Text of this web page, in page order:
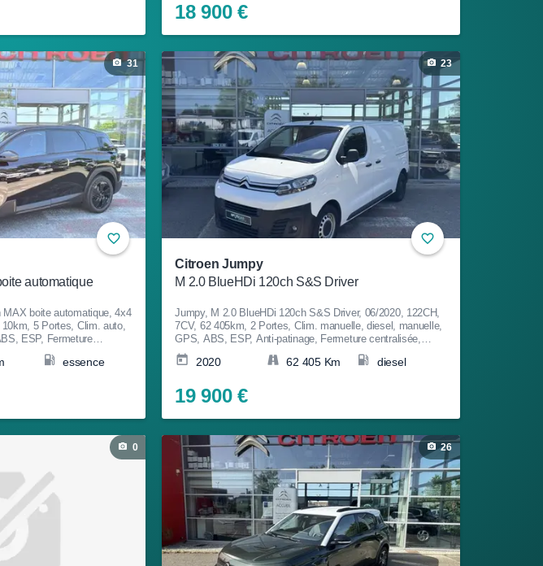
18 900 €
31
automatique
boite automatique, 4x4
5 Portes, Clim. auto,
ESP, Fermeture
Garantie 12 mois, 36
essence
23
Citroen Jumpy
M 2.0 BlueHDi 120ch S&S Driver
Jumpy, M 2.0 BlueHDi 120ch S&S Driver, 06/2020, 122CH,
7CV, 62 405km, 2 Portes, Clim. manuelle, diesel, manuelle,
GPS, ABS, ESP, Anti-patinage, Fermeture centralisée,
Bluetooth, Couleur Blanc, Garantie 12 mois, 19 900€
2020 62 405 Km diesel
19 900 €
0 26